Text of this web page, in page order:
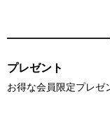
プレゼント
お得な会員限定プレゼ